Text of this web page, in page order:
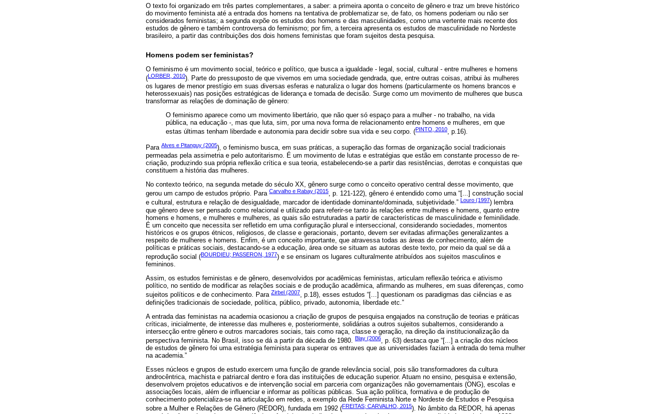
O texto foi organizado em três partes complementares, a saber: a primeira aponta o conceito de gênero e traz um breve histórico
do movimento feminista até a entrada dos homens na tentativa de problematizar se, de fato, os homens poderiam ou não ser
considerados feministas; a segunda expõe os estudos dos homens e das masculinidades, como uma vertente mais recente dos
estudos de gênero e também controversa do feminismo; por fim, a terceira apresenta os estudos de masculinidade no Nordeste
brasileiro, a partir das contribuições dos dois homens feministas que foram sujeitos desta pesquisa.
Homens podem ser feministas?
O feminismo é um movimento social, teórico e político, que busca a igualdade - legal, social, cultural - entre mulheres e homens
( LORBER, 2010). Parte do pressuposto de que vivemos em uma sociedade gendrada, que, entre outras coisas, atribui às mulheres
os lugares de menor prestígio em suas diversas esferas e naturaliza o lugar dos homens (particularmente os homens brancos e
heterossexuais) nas posições estratégicas de liderança e tomada de decisão. Surge como um movimento de mulheres que busca
transformar as relações de dominação de gênero:
O feminismo aparece como um movimento libertário, que não quer só espaço para a mulher - no trabalho, na vida
pública, na educação -, mas que luta, sim, por uma nova forma de relacionamento entre homens e mulheres, em que
estas últimas tenham liberdade e autonomia para decidir sobre sua vida e seu corpo. (PINTO, 2010, p.16).
Para Alves e Pitanguy (2005), o feminismo busca, em suas práticas, a superação das formas de organização social tradicionais
permeadas pela assimetria e pelo autoritarismo. É um movimento de lutas e estratégias que estão em constante processo de re-
criação, produzindo sua própria reflexão crítica e sua teoria, estabelecendo-se a partir das resistências, derrotas e conquistas que
constituem a história das mulheres.
No contexto teórico, na segunda metade do século XX, gênero surge como o conceito operativo central desse movimento, que
gerou um campo de estudos próprio. Para Carvalho e Rabay (2015, p. 121-122), gênero é entendido como uma “[...] construção social
e cultural, estrutura e relação de desigualdade, marcador de identidade dominante/dominada, subjetividade.”
Louro (1997) lembra
que gênero deve ser pensado como relacional e utilizado para referir-se tanto às relações entre mulheres e homens, quanto entre
homens e homens, e mulheres e mulheres, as quais são estruturadas a partir de características de masculinidade e feminilidade.
É um conceito que necessita ser refletido em uma configuração plural e interseccional, considerando sociedades, momentos
históricos e os grupos étnicos, religiosos, de classe e geracionais, portanto, devem ser evitadas afirmações generalizantes a
respeito de mulheres e homens. Enfim, é um conceito importante, que atravessa todas as áreas de conhecimento, além de
políticas e práticas sociais, destacando-se a educação, área onde se situam as autoras deste texto, por meio da qual se dá a
reprodução social (BOURDIEU; PASSERON, 1977) e se ensinam os lugares culturalmente atribuídos aos sujeitos masculinos e
femininos.
Assim, os estudos feministas e de gênero, desenvolvidos por acadêmicas feministas, articulam reflexão teórica e ativismo
político, no sentido de modificar as relações sociais e de produção acadêmica, afirmando as mulheres, em suas diferenças, como
sujeitos políticos e de conhecimento. Para Zirbel (2007, p.18), esses estudos “[...] questionam os paradigmas das ciências e as
definições tradicionais de sociedade, política, público, privado, autonomia, liberdade etc.”
A entrada das feministas na academia ocasionou a criação de grupos de pesquisa engajados na construção de teorias e práticas
críticas, inicialmente, de interesse das mulheres e, posteriormente, solidárias a outros sujeitos subalternos, considerando a
intersecção entre gênero e outros marcadores sociais, tais como raça, classe e geração, na direção da institucionalização da
perspectiva feminista. No Brasil, isso se dá a partir da década de 1980. Blay (2006, p. 63) destaca que “[...] a criação dos núcleos
de estudos de gênero foi uma estratégia feminista para superar os entraves que as universidades faziam à entrada do tema mulher
na academia.”
Esses núcleos e grupos de estudo exercem uma função de grande relevância social, pois são transformadores da cultura
androcêntrica, machista e patriarcal dentro e fora das instituições de educação superior. Atuam no ensino, pesquisa e extensão,
desenvolvem projetos educativos e de intervenção social em parceria com organizações não governamentais (ONG), escolas e
associações locais, além de influenciar e informar as políticas públicas. Sua ação política, formativa e de produção de
conhecimento potencializa-se na articulação em redes, a exemplo da Rede Feminista Norte e Nordeste de Estudos e Pesquisa
sobre a Mulher e Relações de Gênero (REDOR), fundada em 1992 (FREITAS; CARVALHO, 2015). No âmbito da REDOR, há apenas